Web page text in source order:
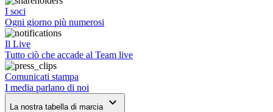
I soci
Ogni giorno più numerosi
Il Live
Tutto ciò che accade al Team live
Comunicati stampa
I media parlano di noi
La nostra tabella di marcia keyboard_arrow_down